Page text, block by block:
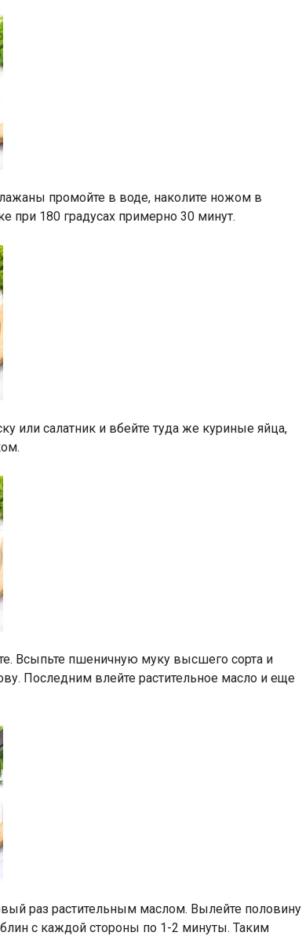
промойте в воде, наколите ножом в
при 180 градусах примерно 30 минут.
или салатник и вбейте туда же куриные яйца,
Всыпьте пшеничную муку высшего сорта и
Последним влейте растительное масло и еще
раз растительным маслом. Вылейте половину
блин с каждой стороны по 1-2 минуты. Таким